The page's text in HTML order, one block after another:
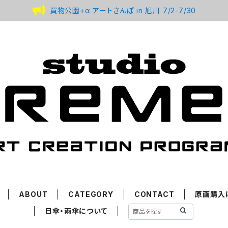
買物公園+α アートさんぽ in 旭川 7/2-7/30
ABOUT CATEGORY CONTACT
原画購入
日傘・雨傘について